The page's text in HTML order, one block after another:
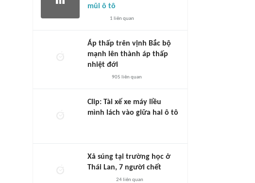
mũi ô tô
1 liên quan
Áp thấp trên vịnh Bắc bộ
mạnh lên thành áp thấp
nhiệt đới
905 liên quan
Clip: Tài xế xe máy liều
mình lách vào giữa hai ô tô
Xả súng tại trường học ở
Thái Lan, 7 người chết
24liên quan